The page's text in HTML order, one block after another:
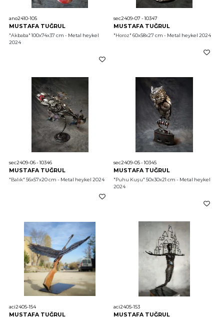
ano2410-105
MUSTAFA TUĞRUL
"Akbaba" 100x74x37 cm - Metal heykel
2024
sec2409-07 - 10347
MUSTAFA TUĞRUL
"Horoz" 60x58x27 cm - Metal heykel 2024
sec2409-06 - 10346
MUSTAFA TUĞRUL
"Balık" 56x57x20 cm - Metal heykel 2024
sec2409-05 - 10345
MUSTAFA TUĞRUL
"Puhu Kuşu" 50x30x21 cm - Metal heykel
2024
aci2405-154
MUSTAFA TUĞRUL
aci2405-153
MUSTAFA TUĞRUL